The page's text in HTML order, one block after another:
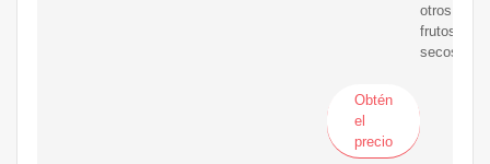
otros
frutos
secos.
Obtén
el
precio